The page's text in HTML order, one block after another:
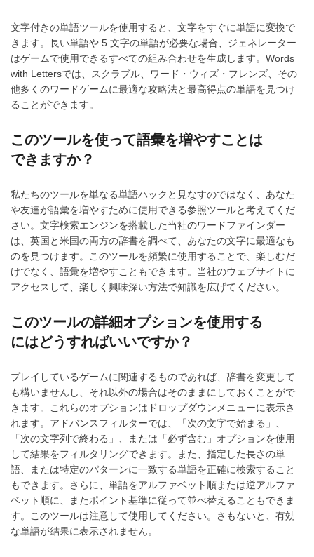
文字付きの単語ツールを使用すると、文字をすぐに単語に変換で
きます。長い単語や 5 文字の単語が必要な場合、ジェネレーター
はゲームで使用できるすべての組み合わせを生成します。Words
with Lettersでは、スクラブル、ワード・ウィズ・フレンズ、その
他多くのワードゲームに最適な攻略法と最高得点の単語を見つけ
ることができます。
このツールを使って語彙を増やすことは
できますか？
私たちのツールを単なる単語ハックと見なすのではなく、あなた
や友達が語彙を増やすために使用できる参照ツールと考えてくだ
さい。文字検索エンジンを搭載した当社のワードファインダー
は、英国と米国の両方の辞書を調べて、あなたの文字に最適なも
のを見つけます。このツールを頻繁に使用することで、楽しむだ
けでなく、語彙を増やすこともできます。当社のウェブサイトに
アクセスして、楽しく興味深い方法で知識を広げてください。
このツールの詳細オプションを使用する
にはどうすればいいですか？
プレイしているゲームに関連するものであれば、辞書を変更して
も構いませんし、それ以外の場合はそのままにしておくことがで
きます。これらのオプションはドロップダウンメニューに表示さ
れます。アドバンスフィルターでは、「次の文字で始まる」、
「次の文字列で終わる」、または「必ず含む」オプションを使用
して結果をフィルタリングできます。また、指定した長さの単
語、または特定のパターンに一致する単語を正確に検索すること
もできます。さらに、単語をアルファベット順または逆アルファ
ベット順に、またポイント基準に従って並べ替えることもできま
す。このツールは注意して使用してください。さもないと、有効
な単語が結果に表示されません。